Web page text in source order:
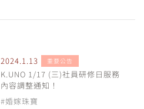
2024.1.13 重要公告
K.UNO 1/17 (三)社員研修日服務
內容調整通知！
#婚嫁珠寶